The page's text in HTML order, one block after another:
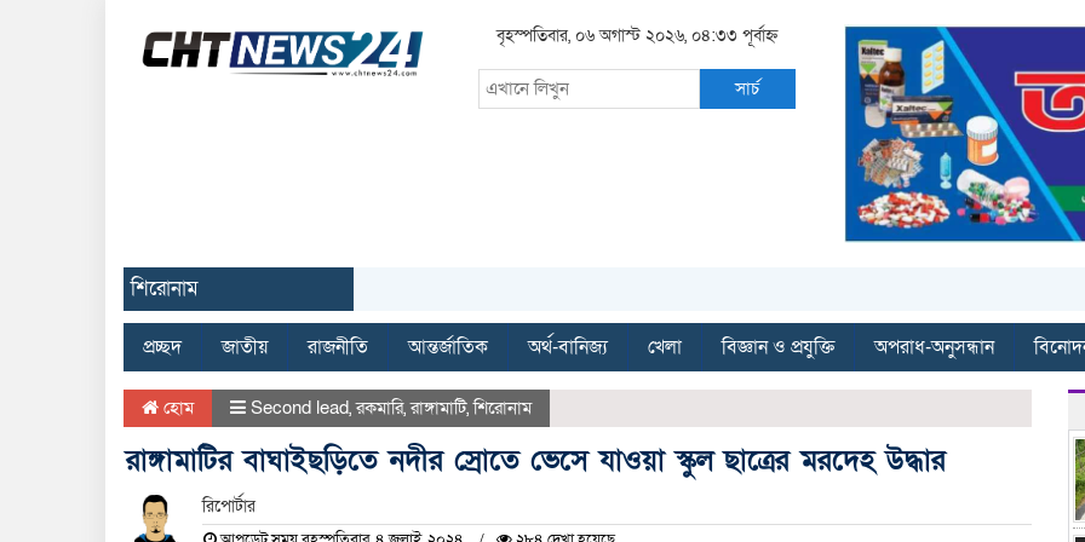
বৃহস্পতিবার, ০৬ অগাস্ট ২০২৬, ০৪:৩৩ পূর্বাহ্ন
সার্চ
শিরোনাম
প্রচ্ছদ জাতীয় রাজনীতি আন্তর্জাতিক অর্থ-বানিজ্য খেলা বিজ্ঞান ও প্রযুক্তি অপরাধ-অনুসন্ধান
হোম Second lead,রকমারি,রাঙ্গামাটি,শিরোনাম
রাঙ্গামাটির বাঘাইছড়িতে নদীর স্রোতে ভেসে যাওয়া স্কুল ছাত্রের মরদেহ উদ্ধার
রিপোর্টার